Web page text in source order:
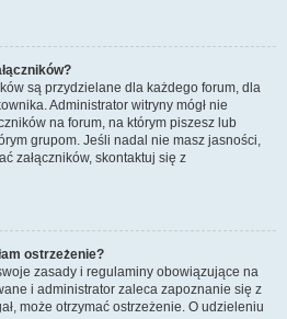
są przydzielane dla każdego forum, dla
Administrator witryny mógł nie
na forum, na którym piszesz lub
grupom. Jeśli nadal nie masz jasności,
załączników, skontaktuj się z
ostrzeżenie?
zasady i regulaminy obowiązujące na
i administrator zaleca zapoznanie się z
może otrzymać ostrzeżenie. O udzieleniu